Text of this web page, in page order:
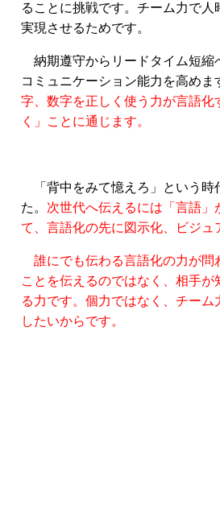
ることに挑戦です。チーム力で人
実現させるためです。
納期遵守からリードタイム短縮
コミュニケーション能力を高めま
字、数字を正しく使う力が言語化
く」ことに通じます。
「背中をみて憶えろ」という
た。 次世代へ伝えるには「言語」
て、言語化の先に図示化、ビジュ
誰にでも伝わる言語化の力が問
ことを伝えるのではなく、相手が
る力です。個力ではなく、チーム
したいからです。